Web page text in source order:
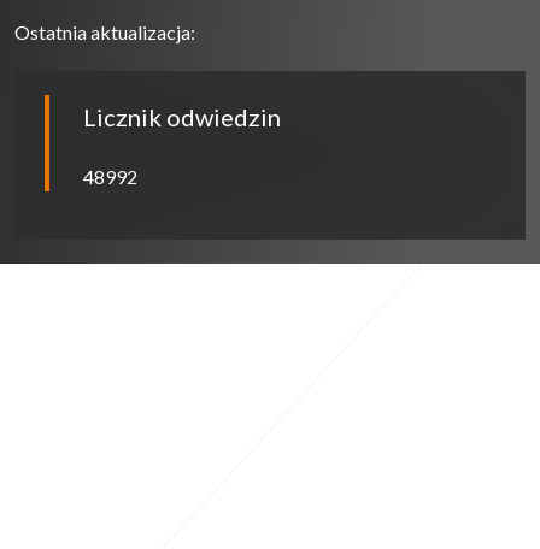
Ostatnia aktualizacja:
Licznik odwiedzin
48992